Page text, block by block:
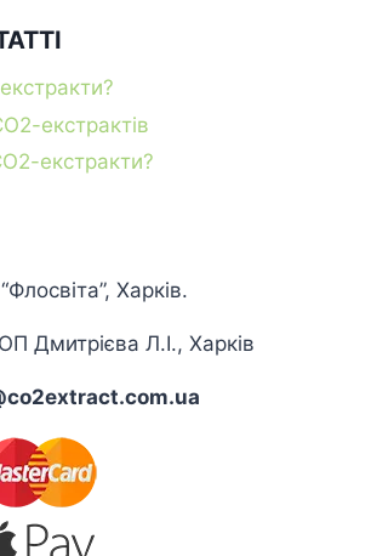
екстрактів
екстракти?
Харків.
Дмитрієва Л.І., Харків